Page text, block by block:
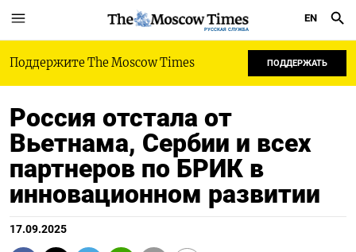
РУССКАЯ СЛУЖБА
EN
Поддержите The Moscow Times ПОДДЕРЖАТЬ
Россия отстала от
Вьетнама, Сербии и всех
партнеров по БРИК в
инновационном развитии
17.09.2025